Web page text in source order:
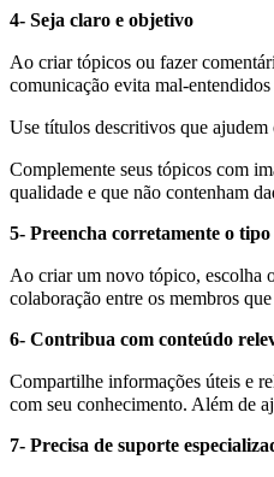
4- Seja claro e objetivo
Ao criar tópicos ou fazer
comunicação evita mal-
Use títulos descritivos que ajudem
Complemente seus tópicos com
qualidade e que não contenham
5- Preencha corretamente o
Ao criar um novo tópico, escolha
colaboração entre os membros
6- Contribua com conteúdo
Compartilhe informações úteis e
com seu conhecimento. Além de
7- Precisa de suporte